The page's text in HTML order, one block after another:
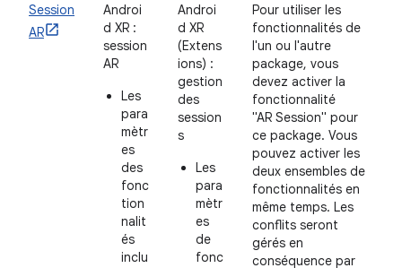
Session
AR
Androi
d XR :
session
AR
Les
para
mètr
es
des
fonc
tion
nalit
és
inclu
Androi
d XR
(Extens
ions) :
gestion
des
session
s
Les
para
mètr
es
de
fonc
Pour utiliser les
fonctionnalités de
l'un ou l'autre
package, vous
devez activer la
fonctionnalité
"AR Session" pour
ce package. Vous
pouvez activer les
deux ensembles de
fonctionnalités en
même temps. Les
conflits seront
gérés en
conséquence par